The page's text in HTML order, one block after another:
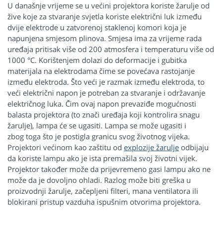
U današnje vrijeme se u većini projektora koriste žarulje od
žive koje za stvaranje svjetla koriste električni luk između
dvije elektrode u zatvorenoj staklenoj komori koja je
napunjena smjesom plinova. Smjesa ima za vrijeme rada
uređaja pritisak više od 200 atmosfera i temperaturu više od
1000 °C. Korištenjem dolazi do deformacije i gubitka
materijala na elektrodama čime se povećava rastojanje
između elektroda. Što veći je razmak između elektroda, to
veći električni napon je potreban za stvaranje i održavanje
električnog luka. Čim ovaj napon prevaziđe mogućnosti
balasta projektora (to znači uređaja koji kontrolira snagu
žarulje), lampa će se ugasiti. Lampa se može ugasiti i
zbog toga što je postigla granicu svog životnog vijeka.
Projektori većinom kao zaštitu od explozije žarulje odbijaju
da koriste lampu ako je ista premašila svoj životni vijek.
Projektor također može da prijevremeno gasi lampu ako ne
može da je dovoljno ohladi. Razlog može biti greška u
proizvodnji žarulje, začepljeni filteri, mana ventilatora ili
blokirani pristup vazduha ispušnim otvorima projektora.